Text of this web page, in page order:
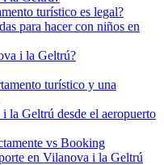
turístico es legal?
para hacer con niños en
i la Geltrú?
turístico y una
la Geltrú desde el aeropuerto
vs Booking
en Vilanova i la Geltrú